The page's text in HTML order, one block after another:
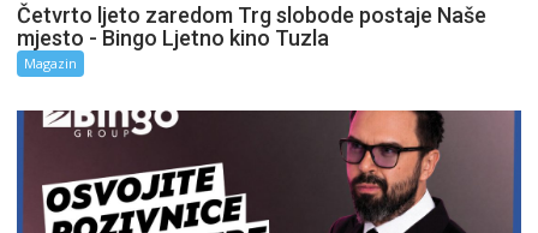
Četvrto ljeto zaredom Trg slobode postaje Naše
mjesto - Bingo Ljetno kino Tuzla
Magazin